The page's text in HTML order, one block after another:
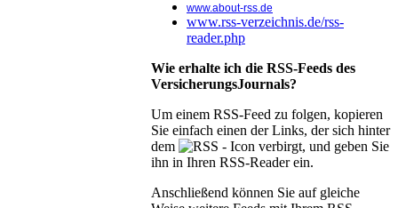
www.about-rss.de
www.rss-verzeichnis.de/rss-
reader.php
Wie erhalte ich die RSS-Feeds des
VersicherungsJournals?
Um einem RSS-Feed zu folgen, kopieren
Sie einfach einen der Links, der sich hinter
dem
- Icon verbirgt, und geben Sie
ihn in Ihren RSS-Reader ein.
Anschließend können Sie auf gleiche